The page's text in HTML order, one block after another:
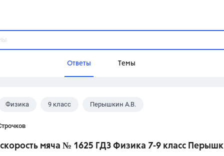
Ответы Темы
Домашнее задание
Школа
Физика 9 класс Перышкин А.В.
мяча № 1625 ГДЗ Физика 7-9 класс